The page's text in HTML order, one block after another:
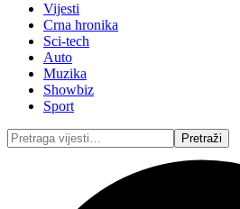
Vijesti
Crna hronika
Sci-tech
Auto
Muzika
Showbiz
Sport